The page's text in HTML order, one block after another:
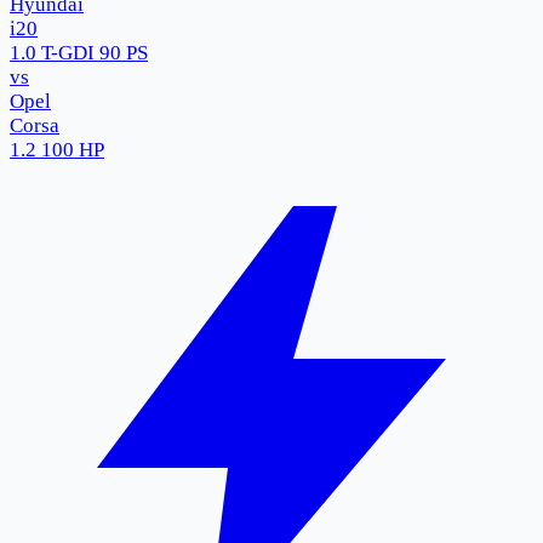
i20
1.0 T-GDI 90 PS
vs
Opel
Corsa
1.2 100 HP